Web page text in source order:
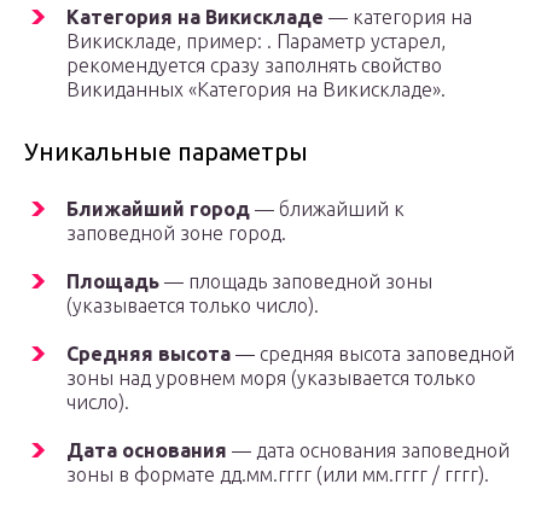
Категория на Викискладе — категория на
Викискладе, пример: . Параметр устарел,
рекомендуется сразу заполнять свойство
Викиданных «Категория на Викискладе».
Уникальные параметры
Ближайший город — ближайший к
заповедной зоне город.
Площадь — площадь заповедной зоны
(указывается только число).
Средняя высота — средняя высота заповедной
зоны над уровнем моря (указывается только
число).
Дата основания — дата основания заповедной
зоны в формате дд.мм.гггг (или мм.гггг / гггг).